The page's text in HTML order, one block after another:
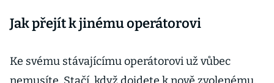
Jak přejít k jinému operátorovi
Ke svému stávajícímu operátorovi už vůbec